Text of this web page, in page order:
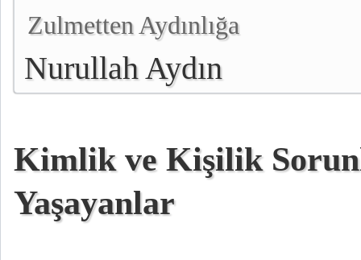
Zulmetten Aydınlığa
Nurullah Aydın
Kimlik ve Kişilik
Yaşayanlar